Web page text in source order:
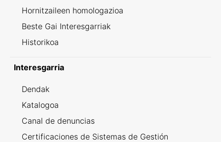
Hornitzaileen homologazioa
Beste Gai Interesgarriak
Historikoa
Interesgarria
Dendak
Katalogoa
Canal de denuncias
Certificaciones de Sistemas de Gestión